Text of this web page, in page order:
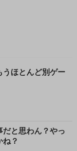
うほとんど別ゲー
だと思わん？やっ
ね？